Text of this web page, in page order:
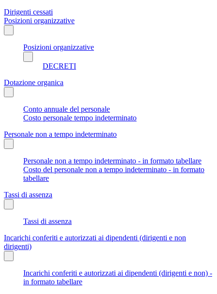
Dirigenti cessati
Posizioni organizzative
Posizioni organizzative
DECRETI
Dotazione organica
Conto annuale del personale
Costo personale tempo indeterminato
Personale non a tempo indeterminato
Personale non a tempo indeterminato - in formato tabellare
Costo del personale non a tempo indeterminato - in formato
tabellare
Tassi di assenza
Tassi di assenza
Incarichi conferiti e autorizzati ai dipendenti (dirigenti e non
dirigenti)
Incarichi conferiti e autorizzati ai dipendenti (dirigenti e non) -
in formato tabellare